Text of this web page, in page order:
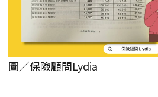
圖／保險顧問Lydia